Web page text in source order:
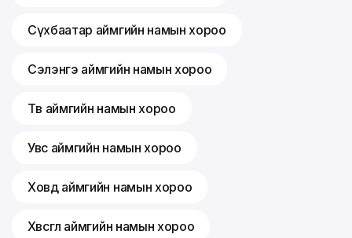
Сүхбаатар аймгийн намын хороо
Сэлэнгэ аймгийн намын хороо
Төв аймгийн намын хороо
Увс аймгийн намын хороо
Ховд аймгийн намын хороо
Хөвсгөл аймгийн намын хороо